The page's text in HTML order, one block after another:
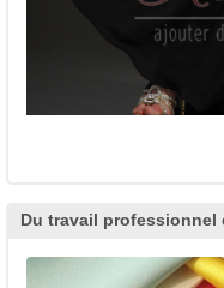
Du travail professionnel